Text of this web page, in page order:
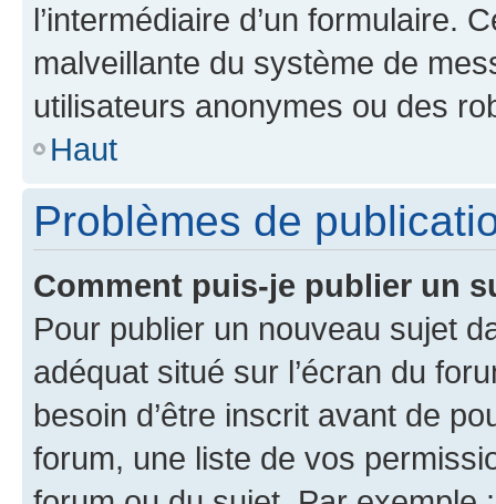
l’intermédiaire d’un formulaire.
malveillante du système de
utilisateurs anonymes ou des
Haut
Problèmes de
Comment puis-je publier un
Pour publier un nouveau sujet
adéquat situé sur l’écran du
besoin d’être inscrit avant de
forum, une liste de vos